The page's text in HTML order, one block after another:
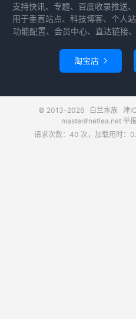
支持快讯、专题、百度收录推送
用于垂直站点、科技博客、个人
功能配置、会员中心、直达链接
淘宝店 
© 2013-2026 白兰水族 津
master#netlea.net 举
请求次数：40 次，加载用时：